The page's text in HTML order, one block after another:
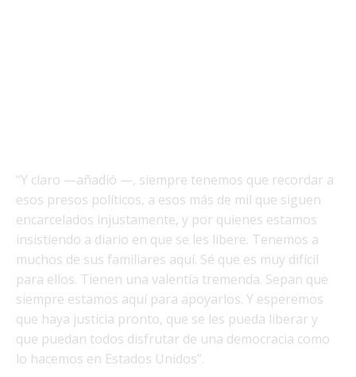
“Y claro —añadió —, siempre tenemos que recordar a
esos presos políticos, a esos más de mil que siguen
encarcelados injustamente, y por quienes estamos
insistiendo a diario en que se les libere. Tenemos a
muchos de sus familiares aquí. Sé que es muy difícil
para ellos. Tienen una valentía tremenda. Sepan que
siempre estamos aquí para apoyarlos. Y esperemos
que haya justicia pronto, que se les pueda liberar y
que puedan todos disfrutar de una democracia como
lo hacemos en Estados Unidos”.